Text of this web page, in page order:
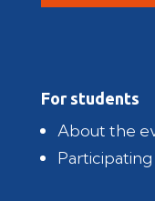
For students
About the